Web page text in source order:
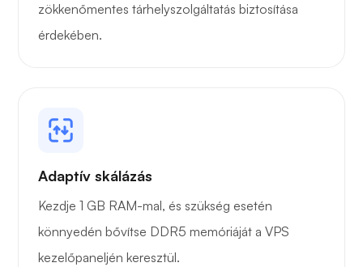
zökkenőmentes tárhelyszolgáltatás biztosítása
érdekében.
Adaptív skálázás
Kezdje 1 GB RAM-mal, és szükség esetén
könnyedén bővítse DDR5 memóriáját a VPS
kezelőpaneljén keresztül.